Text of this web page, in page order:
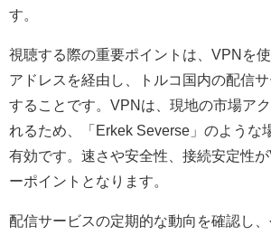
す。
視聴する際の重要ポイントは、VPNを
アドレスを経由し、トルコ国内の配信
することです。VPNは、現地の市場ア
れるため、「Erkek Severse」のような
有効です。速さや安全性、接続安定性
ーポイントとなります。
配信サービスの定期的な動向を確認し